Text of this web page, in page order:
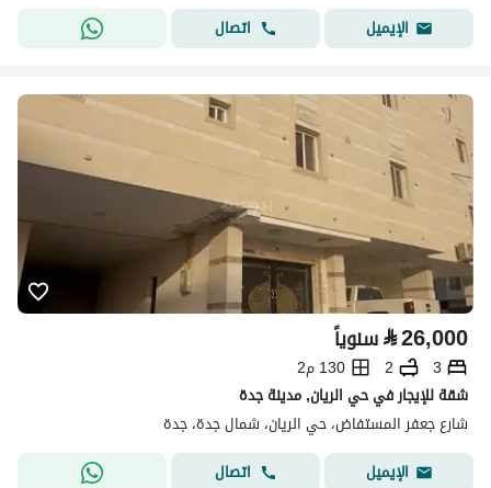
الإيميل
اتصال
⃁26,000 سنوياً
3
2
130 م2
شقة للإيجار في حي الريان, مدينة جدة
شارع جعفر المستفاض، حي الريان، شمال جدة، جدة
الإيميل
اتصال